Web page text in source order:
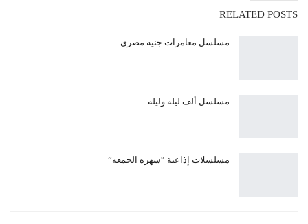
RELATED POSTS
مسلسل مغامرات جنية مصري
مسلسل ألف ليلة وليلة
مسلسلات إذاعية “سهره الجمعه”